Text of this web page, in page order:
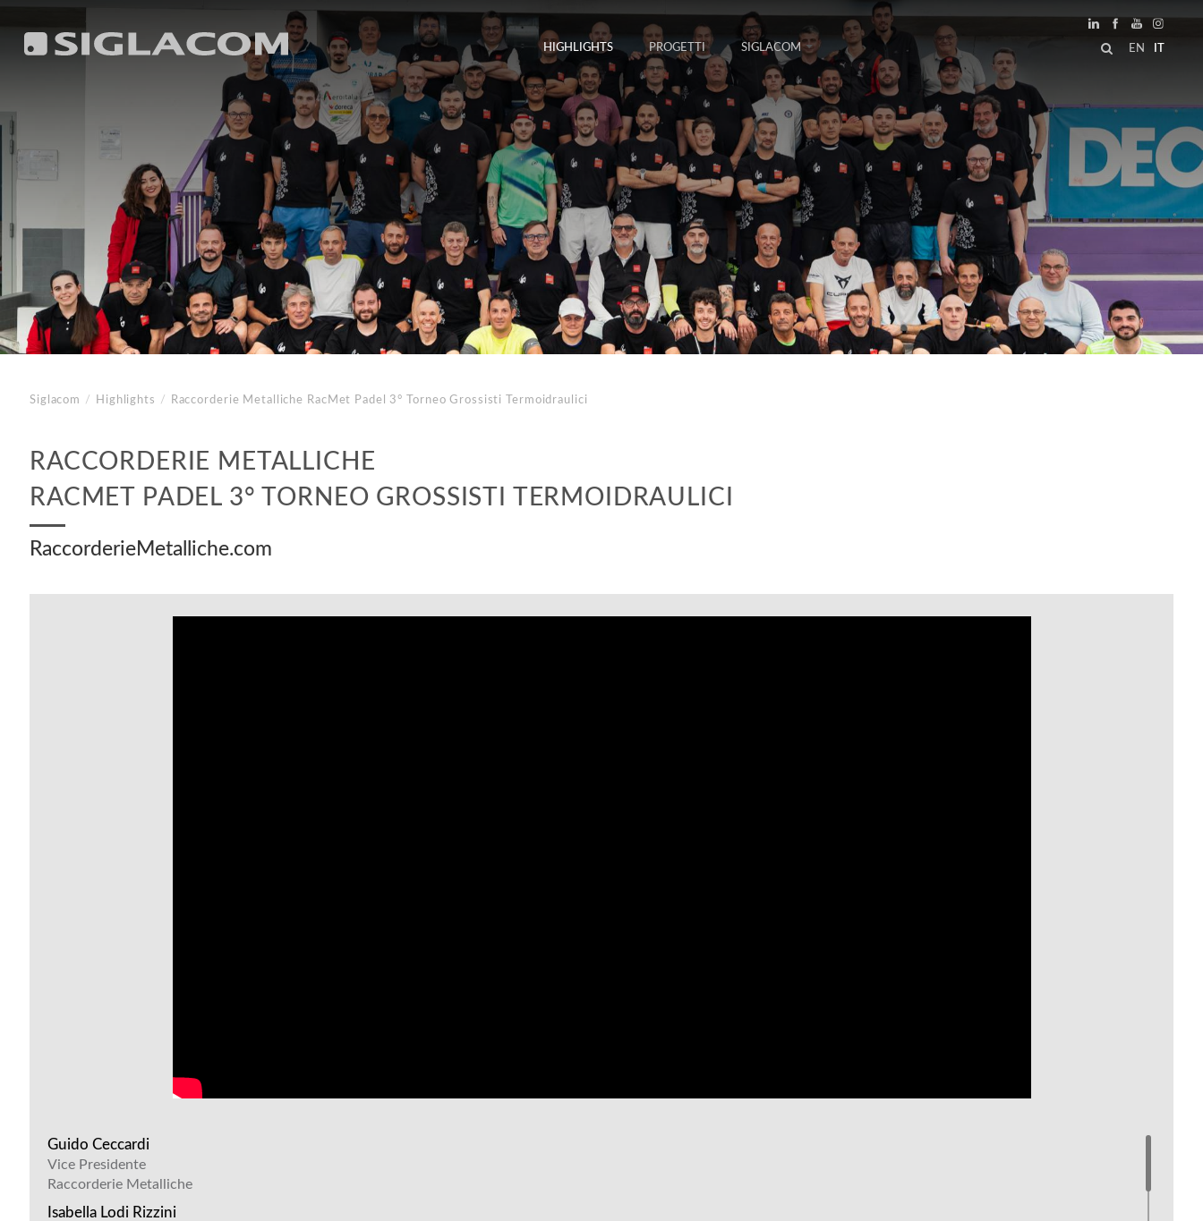
EN IT
HIGHLIGHTS PROGETTI SIGLACOM
Siglacom / Highlights / Raccorderie Metalliche RacMet Padel 3° Torneo Grossisti Termoidraulici
RACCORDERIE METALLICHE
RACMET PADEL 3° TORNEO GROSSISTI TERMOIDRAULICI
RaccorderieMetalliche.com
Guido Ceccardi
Vice Presidente
Raccorderie Metalliche
Isabella Lodi Rizzini